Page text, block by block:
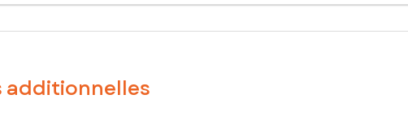
ou d'aménagement selon vos envies .
.Atout supplémentaire :grâce à ses différents accès ,cette maison
auxquels ce bien est exposé sont disponibles sur le site Géorisques